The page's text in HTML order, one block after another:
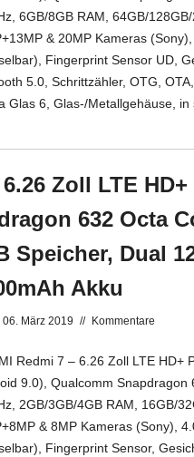
6GB/8GB RAM, 64GB/
& 20MP Kameras
Fingerprint Sensor UD,
5.0, Schrittzähler, OTG,
Glas 6, Glas-/Metallgehäuse, in
Zoll LTE
632 Octa
Speicher, Dual
Akku
06. März 2019 // Kommentare
Redmi 7 – 6.26 Zoll LTE HD+
9.0), Qualcomm Snapdragon
2GB/3GB/4GB RAM, 16GB/
& 8MP Kameras (Sony),
Fingerprint Sensor,